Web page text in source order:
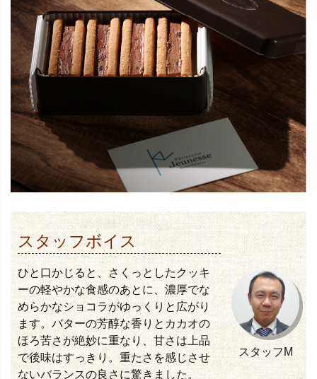
スタッフボイス
ひと口かじると、さくっとしたクッキ
ーの軽やかな食感のあとに、濃厚でな
めらかなショコラがゆっくりと広がり
ます。バターの芳醇な香りとカカオの
ほろ苦さが絶妙に重なり、甘さは上品
で後味はすっきり。重たさを感じさせ
ないバランスの良さに驚きました。
スタッフM